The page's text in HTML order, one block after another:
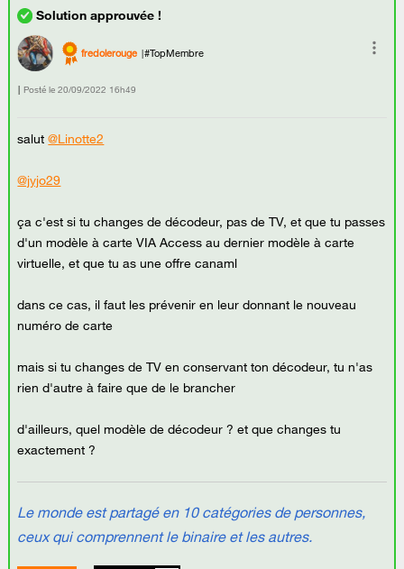
fredolerouge #TopMembre
Posté le ‎20/09/2022 16h49
salut@Linotte2
@jyjo29
ça c'est si tu changes de décodeur, pas de TV, et que tu passes
d'un modèle à carte VIA Access au dernier modèle à carte
virtuelle, et que tu as une offre canaml
dans ce cas, il faut les prévenir en leur donnant le nouveau
numéro de carte
mais si tu changes de TV en conservant ton décodeur, tu n'as
rien d'autre à faire que de le brancher
d'ailleurs, quel modèle de décodeur ? et que changes tu
exactement ?
Le monde est partagé en 10 catégories de personnes,
ceux qui comprennent le binaire et les autres.